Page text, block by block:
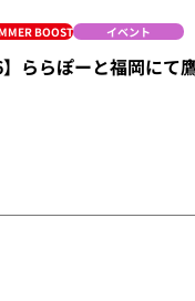
BOOST イベント
】ららぽーと福岡に